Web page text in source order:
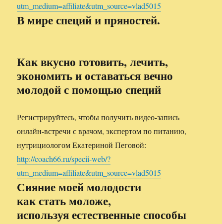
utm_medium=affiliate&utm_source=vlad5015
В мире специй и пряностей.
Как вкусно готовить, лечить,
экономить и оставаться вечно
молодой с помощью специй
Регистрируйтесь, чтобы получить видео-запись
онлайн-встречи с врачом, экспертом по питанию,
нутрициологом Екатериной Пеговой:
http://coach66.ru/specii-web/?
utm_medium=affiliate&utm_source=vlad5015
Сияние моей молодости
как стать моложе,
используя естественные способы